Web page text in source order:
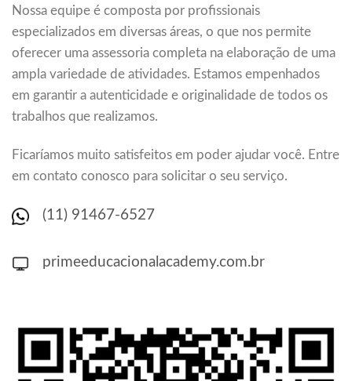
Nossa equipe é composta por profissionais
especializados em diversas áreas, o que nos permite
oferecer uma assessoria completa na elaboração de uma
ampla variedade de atividades. Estamos empenhados
em garantir a autenticidade e originalidade de todos os
trabalhos que realizamos.
Ficaríamos muito satisfeitos em poder ajudar você. Entre
em contato conosco para solicitar o seu serviço.
(11) 91467-6527
primeeducacionalacademy.com.br